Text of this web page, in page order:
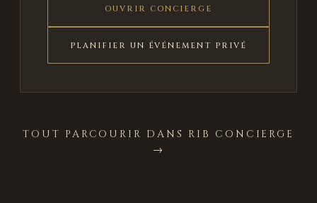
OUVRIR CONCIERGE
PLANIFIER UN ÉVÉNEMENT PRIVÉ
TOUT PARCOURIR DANS RIB CONCIERGE
→